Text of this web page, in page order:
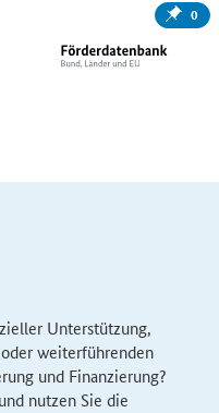
0
Unterstützung,
weiterführenden
und Finanzierung?
nutzen Sie die